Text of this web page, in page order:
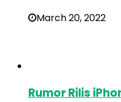
March 20, 2022
Rumor Rilis